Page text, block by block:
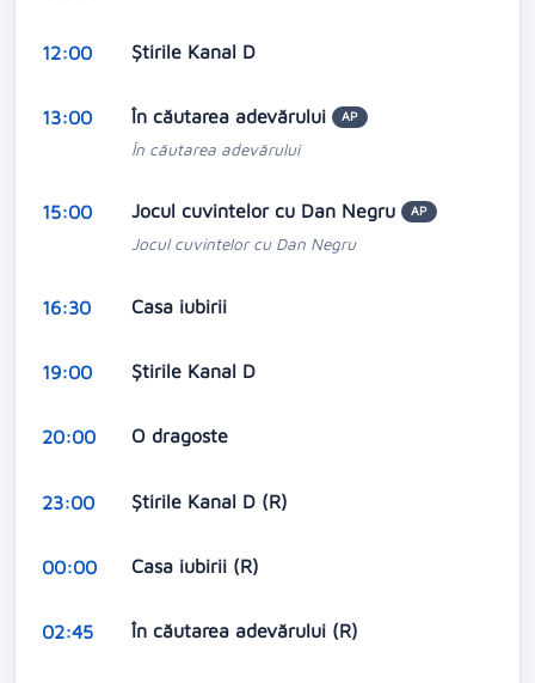
12:00 Știrile Kanal D
13:00 În căutarea adevărului AP
În căutarea adevărului
15:00 Jocul cuvintelor cu Dan Negru AP
Jocul cuvintelor cu Dan Negru
16:30 Casa iubirii
19:00 Știrile Kanal D
20:00 O dragoste
23:00 Știrile Kanal D (R)
00:00 Casa iubirii (R)
02:45 În căutarea adevărului (R)